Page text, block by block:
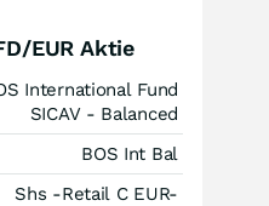
EUR Aktie
International Fund
SICAV - Balanced
BOS Int Bal
Shs -Retail C EUR-